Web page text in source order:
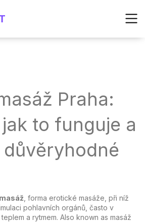
Praha:
to funguje a
forma erotické masáže, při níž
pohlavních orgánů, často v
a rytmem. Also known as masáž